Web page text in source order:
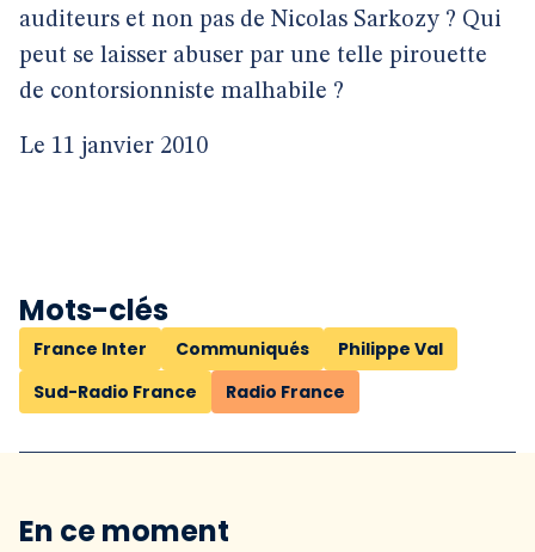
auditeurs et non pas de Nicolas Sarkozy ? Qui
peut se laisser abuser par une telle pirouette
de contorsionniste malhabile ?
Le 11 janvier 2010
Mots-clés
France Inter Communiqués
Philippe Val
Sud-Radio France
Radio France
En ce moment